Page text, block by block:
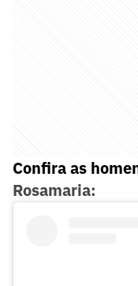
Confira as
Rosamaria: